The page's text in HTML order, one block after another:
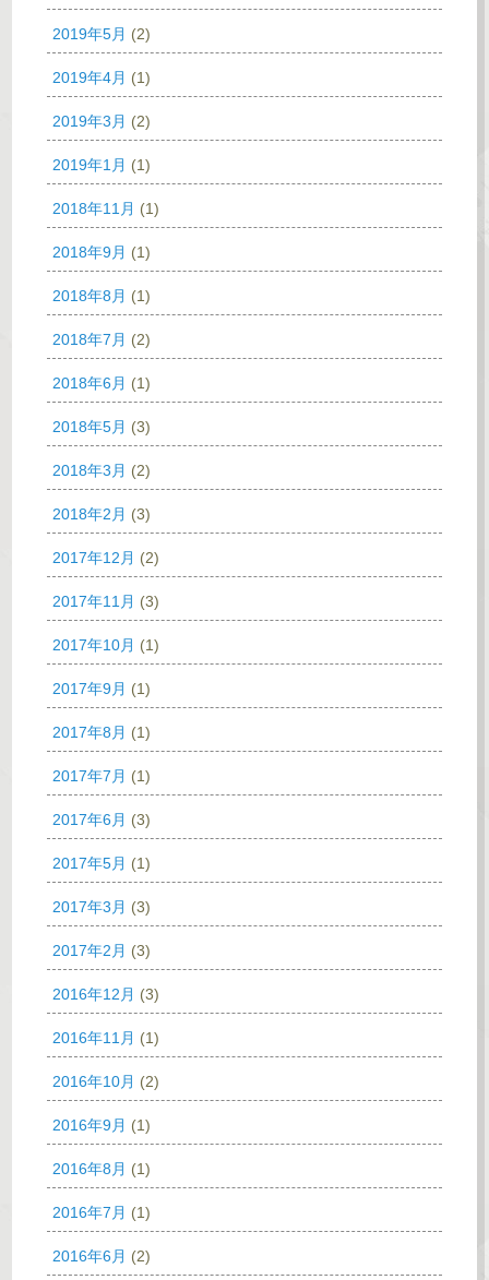
2019年5月 (2)
2019年4月 (1)
2019年3月 (2)
2019年1月 (1)
2018年11月 (1)
2018年9月 (1)
2018年8月 (1)
2018年7月 (2)
2018年6月 (1)
2018年5月 (3)
2018年3月 (2)
2018年2月 (3)
2017年12月 (2)
2017年11月 (3)
2017年10月 (1)
2017年9月 (1)
2017年8月 (1)
2017年7月 (1)
2017年6月 (3)
2017年5月 (1)
2017年3月 (3)
2017年2月 (3)
2016年12月 (3)
2016年11月 (1)
2016年10月 (2)
2016年9月 (1)
2016年8月 (1)
2016年7月 (1)
2016年6月 (2)